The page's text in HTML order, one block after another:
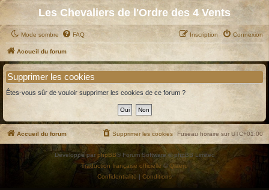
Les Chevaliers de l'Ordre des 4 Vents
Mode sombre FAQ Connexion
Inscription
Accueil du forum
Supprimer les cookies
Êtes-vous sûr de vouloir supprimer les cookies de ce forum ?
Accueil du forum Fuseau horaire surUTC+01:00
Supprimer les cookies
Développé par phpBB® Forum Software © phpBB Limited
Traduction française officielle © Qiaeru
Confidentialité | Conditions